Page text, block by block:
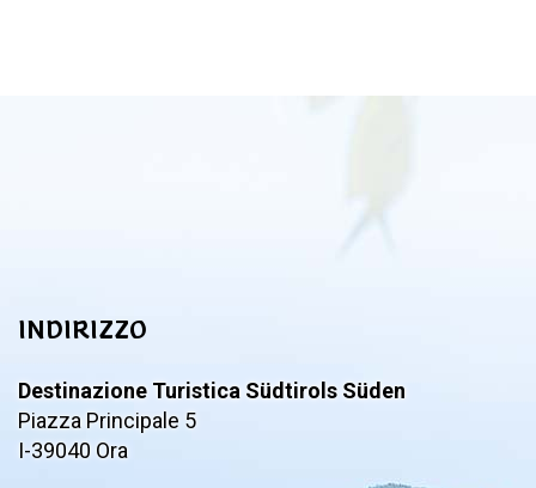
INDIRIZZO
Destinazione Turistica Südtirols Süden
Piazza Principale 5
I-39040 Ora